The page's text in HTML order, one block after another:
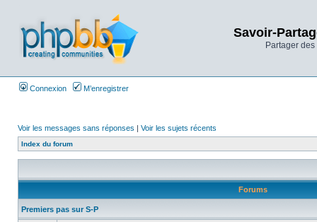
Savoir-
Partager
Connexion M’enregistrer
Voir les messages sans réponses | Voir les sujets récents
Index du forum
Forums
Premiers pas sur S-P